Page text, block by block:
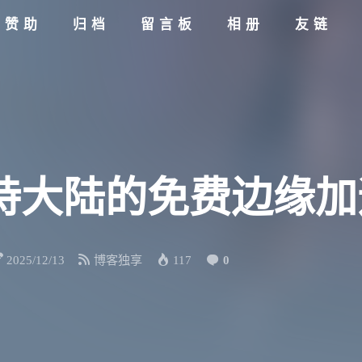
赞助 归档 留言板 相册 友链
大陆的免费边缘
2025/12/13 博客独享 117 0